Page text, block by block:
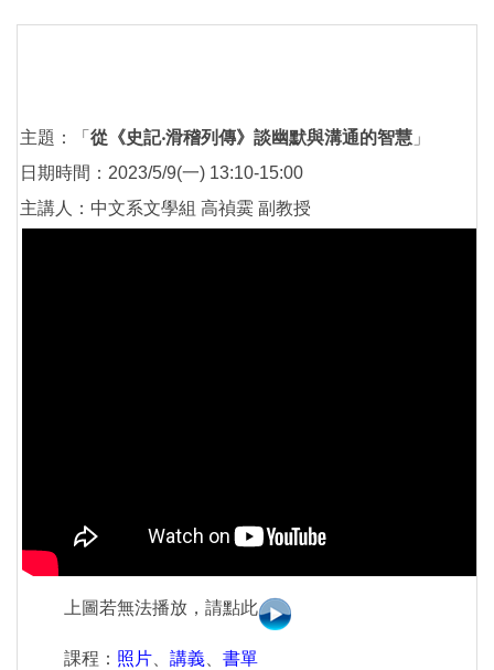
主題：「 從《史記‧滑稽列傳》談幽默與溝通的智慧 」
日期時間：2023/5/9(一) 13:10-15:00
主講人：中文系文學組 高禎霙 副教授
上圖若無法播放，請點此
課程： 照片 講義 書單